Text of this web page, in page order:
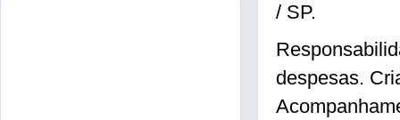
/ SP.
despesas.